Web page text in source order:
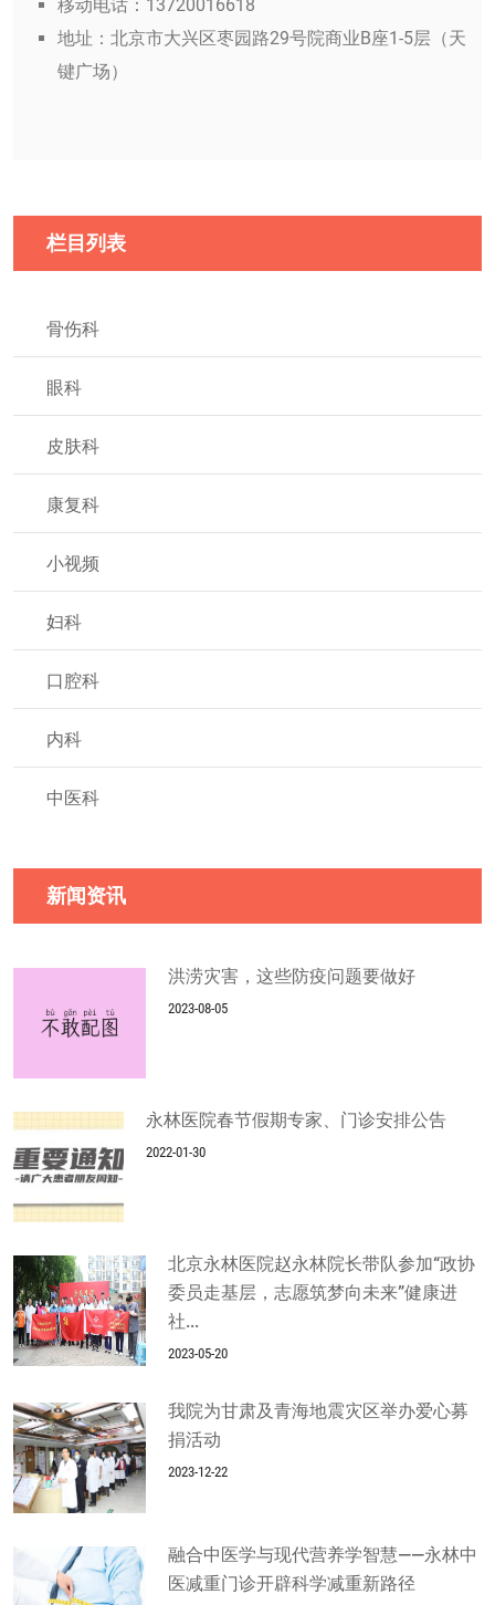
移动电话：13720016618
地址：北京市大兴区枣园路29号院商业B座1-5层（天
键广场）
栏目列表
骨伤科
眼科
皮肤科
康复科
小视频
妇科
口腔科
内科
中医科
新闻资讯
洪涝灾害，这些防疫问题要做好
2023-08-05
永林医院春节假期专家、门诊安排公告
2022-01-30
北京永林医院赵永林院长带队参加“政协
委员走基层，志愿筑梦向未来”健康进
社...
2023-05-20
我院为甘肃及青海地震灾区举办爱心募
捐活动
2023-12-22
融合中医学与现代营养学智慧——永林中
医减重门诊开辟科学减重新路径